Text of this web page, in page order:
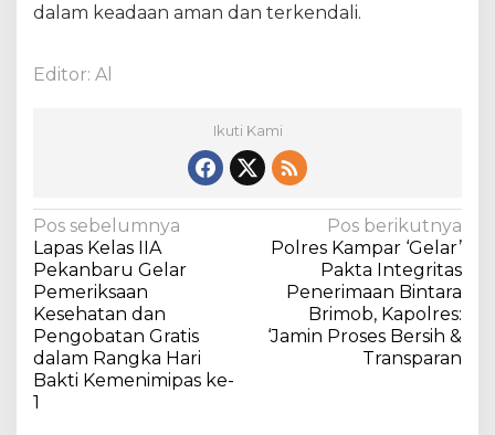
dalam keadaan aman dan terkendali.
Editor: Al
Ikuti Kami
N
a
v
i
g
a
s
Pos sebelumnya
Lapas Kelas IIA
Pekanbaru Gelar
Pemeriksaan
Kesehatan dan
Pengobatan Gratis
dalam Rangka Hari
Bakti Kemenimipas ke-
1
Pos berikutnya
Polres Kampar ‘Gelar’
Pakta Integritas
Penerimaan Bintara
Brimob, Kapolres:
‘Jamin Proses Bersih &
Transparan